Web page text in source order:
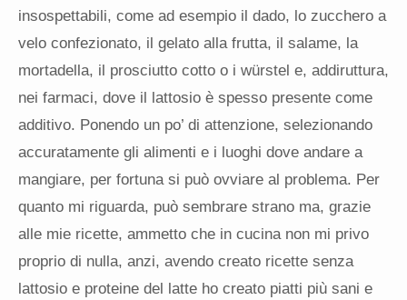
insospettabili, come ad esempio il dado, lo zucchero a
velo confezionato, il gelato alla frutta, il salame, la
mortadella, il prosciutto cotto o i würstel e, addiruttura,
nei farmaci, dove il lattosio è spesso presente come
additivo. Ponendo un po’ di attenzione, selezionando
accuratamente gli alimenti e i luoghi dove andare a
mangiare, per fortuna si può ovviare al problema. Per
quanto mi riguarda, può sembrare strano ma, grazie
alle mie ricette, ammetto che in cucina non mi privo
proprio di nulla, anzi, avendo creato ricette senza
lattosio e proteine del latte ho creato piatti più sani e